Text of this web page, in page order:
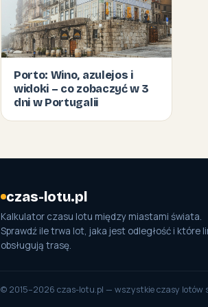
Porto: Wino, azulejos i
widoki – co zobaczyć w 3
dni w Portugalii
czas-lotu.pl
Kalkulator czasu lotu między miastami świata.
Sprawdź ile trwa lot, jaka jest odległość i które
obsługują trasę.
© 2015–2026 czas-lotu.pl — wszystkie czasy lotów